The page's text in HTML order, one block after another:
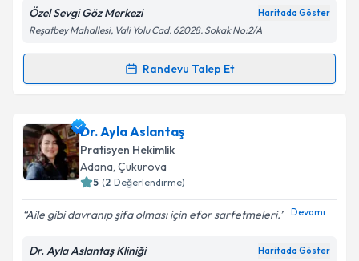
Kişisel verilerimin işlenmesine ilişkin
Aydınlatma
Metni'ni okudum ve kişisel verilerimin belirtilen
kapsamda işlenmesini kabul ediyorum.
Özel Sevgi Göz Merkezi Haritada Göster
Reşatbey Mahallesi, Vali Yolu Cad. 62028. Sokak No:2/A
Randevu Talep Et
Randevu Takvimi Talebi
Doç. Dr. Tuğba Kurumoğlu
talebi oluşturun. Size bu uzmandan randevu almanız
için bir takvim hazırlandığında e-posta ile
bilgilendireceğiz.
E-posta Adresiniz
Dr. Ayla Aslantaş
Pratisyen Hekimlik
Adana, Çukurova
5 (2 Değerlendirme)
Aile gibi davranıp şifa olması için efor sarfetmeleri. Devamı
Dr. Ayla Aslantaş Kliniği Haritada Göster